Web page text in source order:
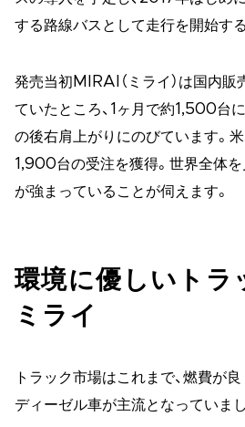
する路線バスとして走行を開始する
発売当初MIRAI（ミライ）は国内
ていたところ、1ヶ月で約1,500台
の後右肩上がりにのびています。
1,900台の受注を獲得。世界全体
が強まっていることが伺えます。
環境に優しいトラ
ミライ
トラック市場はこれまで、燃費が
ディーゼル車が主流となっていまし